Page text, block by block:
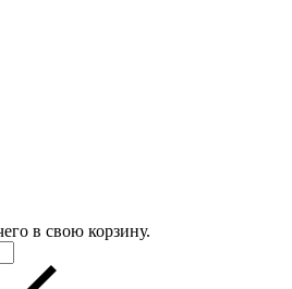
в свою корзину.